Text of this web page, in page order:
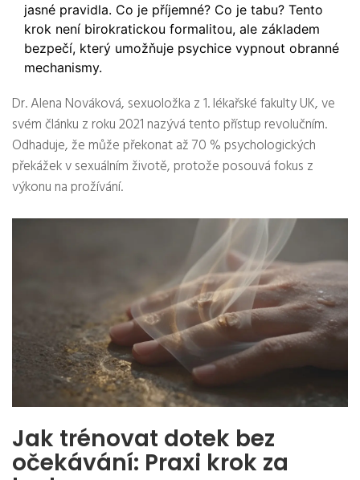
jasné pravidla. Co je příjemné? Co je tabu? Tento
krok není birokratickou formalitou, ale základem
bezpečí, který umožňuje psychice vypnout obranné
mechanismy.
Dr. Alena Nováková, sexuoložka z 1. lékařské fakulty UK, ve
svém článku z roku 2021 nazývá tento přístup revolučním.
Odhaduje, že může překonat až 70 % psychologických
překážek v sexuálním životě, protože posouvá fokus z
výkonu na prožívání.
Jak trénovat dotek bez
očekávání: Praxi krok za